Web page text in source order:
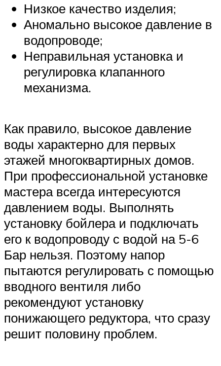
Низкое качество изделия;
Аномально высокое давление в
водопроводе;
Неправильная установка и
регулировка клапанного
механизма.
Как правило, высокое давление
воды характерно для первых
этажей многоквартирных домов.
При профессиональной установке
мастера всегда интересуются
давлением воды. Выполнять
установку бойлера и подключать
его к водопроводу с водой на 5-6
Бар нельзя. Поэтому напор
пытаются регулировать с помощью
вводного вентиля либо
рекомендуют установку
понижающего редуктора, что сразу
решит половину проблем.